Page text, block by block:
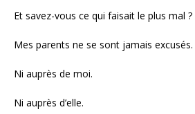
Et savez-vous ce qui faisait le plus mal ?
Mes parents ne se sont jamais excusés.
Ni auprès de moi.
Ni auprès d’elle.